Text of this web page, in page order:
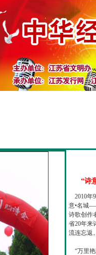
“诗
2010年
意•名城
诗歌创作
省20年来
流连忘返
“万里艳